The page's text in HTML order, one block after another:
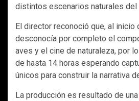
distintos escenarios naturales del
El director reconoció que, al inicio
desconocía por completo el
aves y el cine de naturaleza, por
de hasta 14 horas esperando
únicos para construir la narrativa
La producción es resultado de